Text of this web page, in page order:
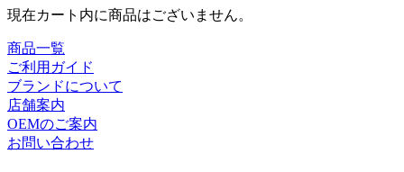
現在カート内に商品はございません。
商品一覧
ご利用ガイド
ブランドについて
店舗案内
OEMのご案内
お問い合わせ